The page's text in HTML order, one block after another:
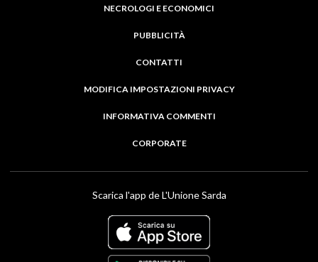
NECROLOGI E ECONOMICI
PUBBLICITÀ
CONTATTI
MODIFICA IMPOSTAZIONI PRIVACY
INFORMATIVA COMMENTI
CORPORATE
Scarica l'app de L'Unione Sarda